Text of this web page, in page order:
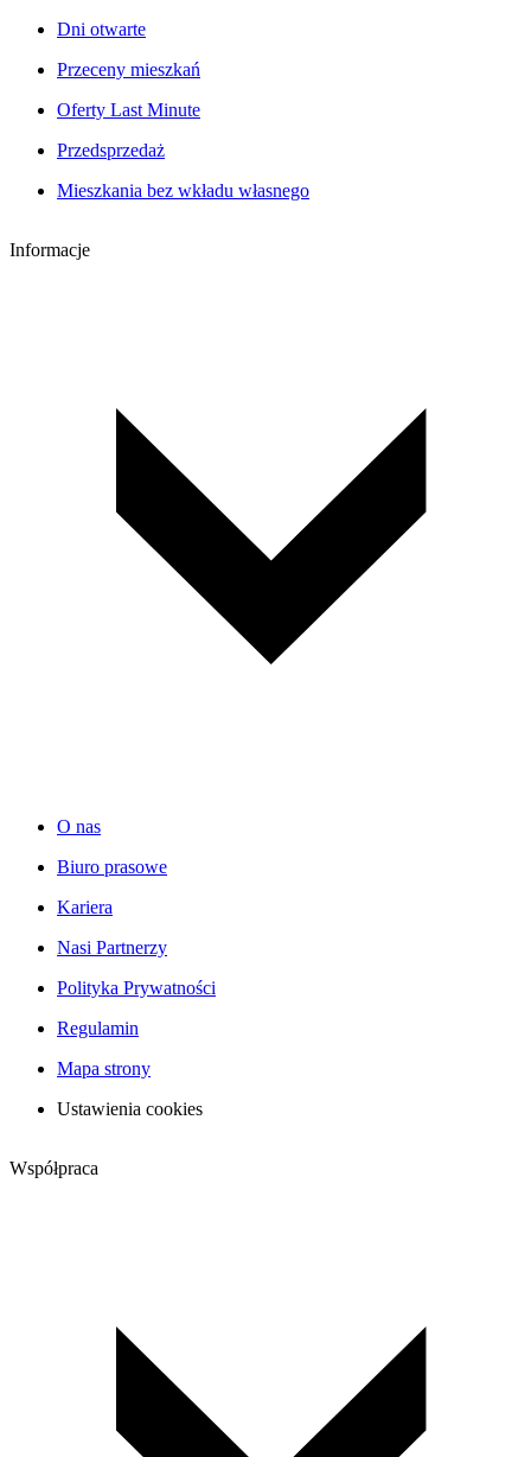
Dni otwarte
Przeceny mieszkań
Oferty Last Minute
Przedsprzedaż
Mieszkania bez wkładu własnego
Informacje
O nas
Biuro prasowe
Kariera
Nasi Partnerzy
Polityka Prywatności
Regulamin
Mapa strony
Ustawienia cookies
Współpraca